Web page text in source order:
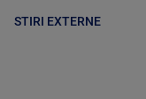
STIRI EXTERNE